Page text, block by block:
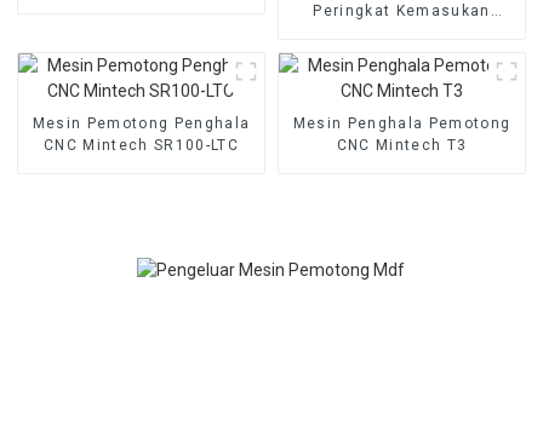
Peringkat Kemasukan
Mesin Pemotong Penghala
CNC Mintech SR100-LTC
Mesin Penghala Pemotong
CNC Mintech T3